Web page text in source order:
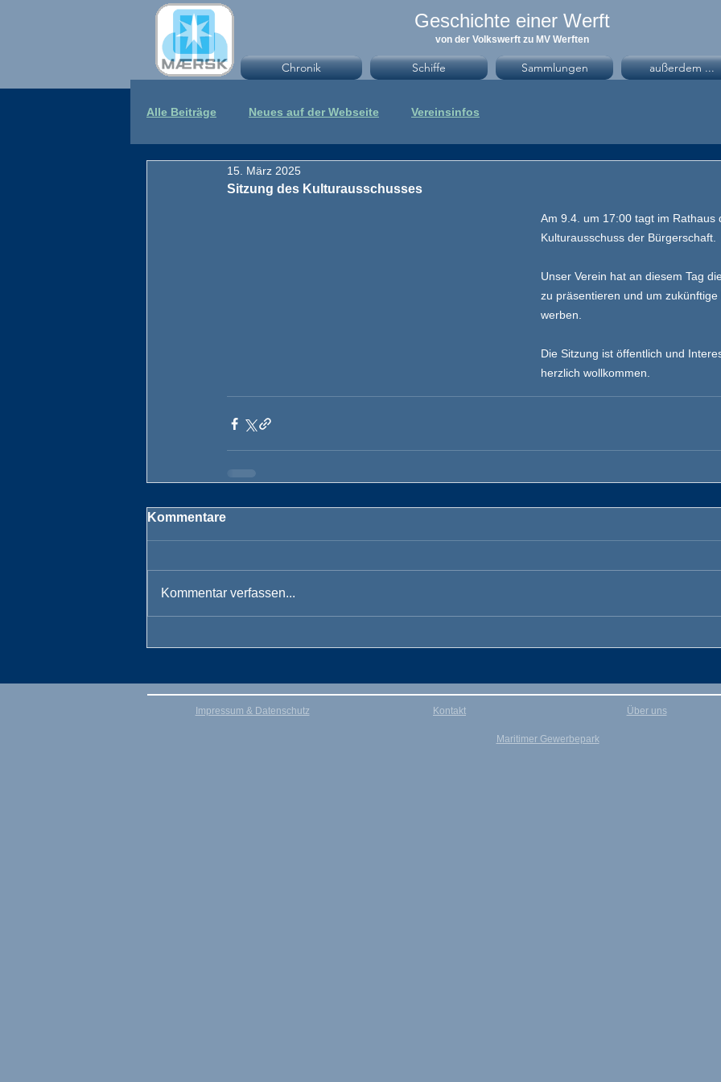
Geschichte einer Werft
von der Volkswerft zu MV Werften
Chronik Schiffe Sammlungen außerdem ...
Alle Beiträge Neues auf der Webseite Vereinsinfos
Sitzung des Kulturausschusses
15. März 2025
Am 9.4. um 17:00 tagt im Rathaus
Kulturausschuss der Bürgerschaft.
Unser Verein hat an diesem Tag
zu präsentieren und um
werben.
Die Sitzung ist öffentlich und
herzlich wollkommen.
Kommentare
Kommentar verfassen...
Impressum & Datenschutz Kontakt Über uns
Maritimer Gewerbepark